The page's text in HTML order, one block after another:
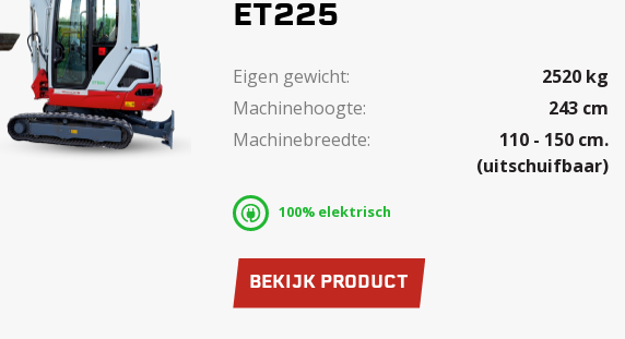
ET225
Eigen gewicht:
2520 kg
Machinehoogte:
243 cm
Machinebreedte:
110 - 150 cm.
(uitschuifbaar)
100% elektrisch
BEKIJK PRODUCT